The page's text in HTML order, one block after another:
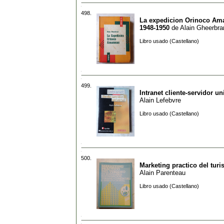
498.
La expedicion Orinoco
1948-1950 de Alain
Libro usado (Castellano)
499.
Intranet cliente-servidor
Alain Lefebvre
Libro usado (Castellano)
500.
Marketing practico del
Alain Parenteau
Libro usado (Castellano)